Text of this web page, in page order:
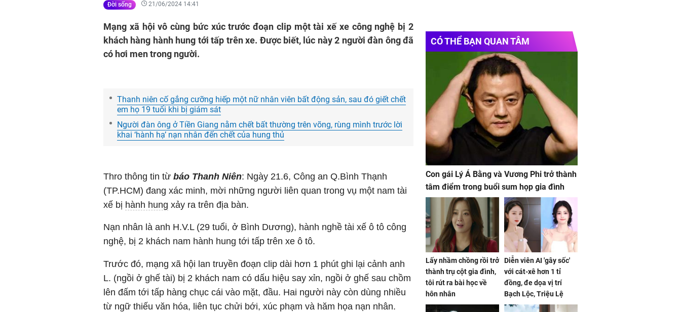
Đời sống 21/06/2024 14:41
Mạng xã hội vô cùng bức xúc trước đoạn clip một tài xế xe công nghệ bị 2
khách hàng hành hung tới tấp trên xe. Được biết, lúc này 2 người đàn ông đã
có hơi men trong người.
Thanh niên cố gắng cưỡng hiếp một nữ nhân viên bất động sản, sau đó giết chết
em họ 19 tuổi khi bị giám sát
Người đàn ông ở Tiền Giang nằm chết bất thường trên võng, rùng mình trước lời
khai ‘hành hạ’ nạn nhân đến chết của hung thủ
Thro thông tin từ báo Thanh Niên: Ngày 21.6, Công an Q.Bình Thạnh
(TP.HCM) đang xác minh, mời những người liên quan trong vụ một nam tài
xế bị hành hung xảy ra trên địa bàn.
Nạn nhân là anh H.V.L (29 tuổi, ở Bình Dương), hành nghề tài xế ô tô công
nghệ, bị 2 khách nam hành hung tới tấp trên xe ô tô.
Trước đó, mạng xã hội lan truyền đoạn clip dài hơn 1 phút ghi lại cảnh anh
L. (ngồi ở ghế tài) bị 2 khách nam có dấu hiệu say xỉn, ngồi ở ghế sau chồm
lên đấm tới tấp hàng chục cái vào mặt, đầu. Hai người này còn dùng nhiều
từ ngữ thiếu văn hóa, liên tục chửi bới, xúc phạm và hăm họa nạn nhân.
CÓ THỂ BẠN QUAN TÂM
Con gái Lý Á Bằng và Vương Phi trở thành
tâm điểm trong buổi sum họp gia đình
Lấy nhầm chồng rồi trở
thành trụ cột gia đình,
tôi rút ra bài học về
hôn nhân
Diễn viên AI 'gây sốc'
với cát-xê hơn 1 tỉ
đồng, đe dọa vị trí
Bạch Lộc, Triệu Lệ
Dĩnh